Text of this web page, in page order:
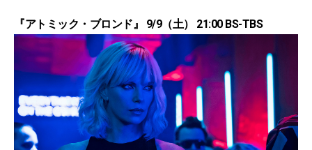
『アトミック・ブロンド』 9/9（土） 21:00 BS-TBS